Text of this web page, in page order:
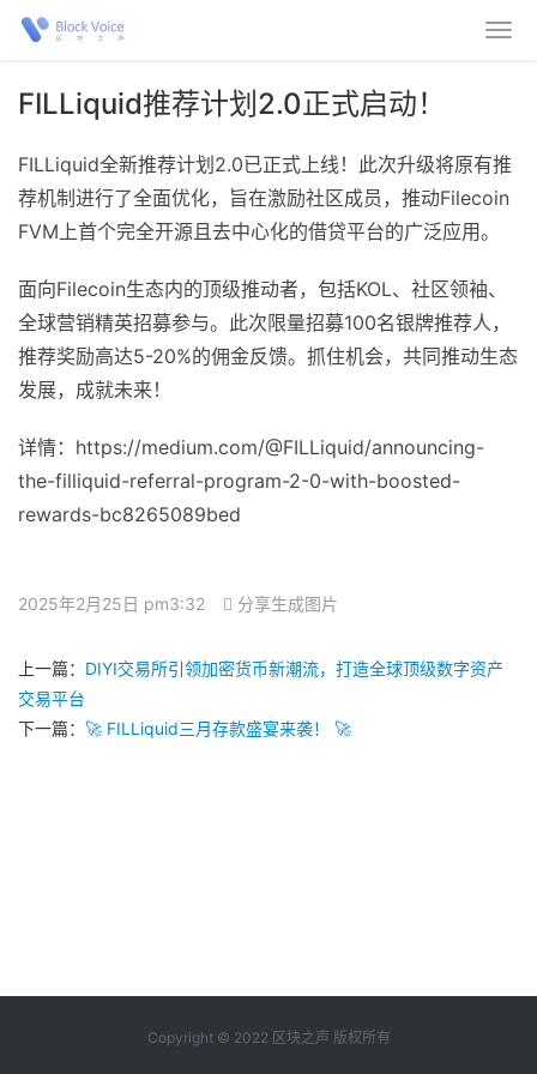
FILLiquid推荐计划2.0正式启动！
FILLiquid全新推荐计划2.0已正式上线！此次升级将原有推
荐机制进行了全面优化，旨在激励社区成员，推动Filecoin
FVM上首个完全开源且去中心化的借贷平台的广泛应用。
面向Filecoin生态内的顶级推动者，包括KOL、社区领袖、
全球营销精英招募参与。此次限量招募100名银牌推荐人，
推荐奖励高达5-20%的佣金反馈。抓住机会，共同推动生态
发展，成就未来！
详情：https://medium.com/@FILLiquid/announcing-
the-filliquid-referral-program-2-0-with-boosted-
rewards-bc8265089bed
2025年2月25日 pm3:32 分享生成图片
上一篇： DIYI交易所引领加密货币新潮流，打造全球顶级数字资产
交易平台
下一篇： 🚀 FILLiquid三月存款盛宴来袭！ 🚀
Copyright © 2022 区块之声 版权所有